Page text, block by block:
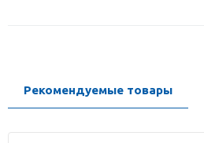
Рекомендуемые товары